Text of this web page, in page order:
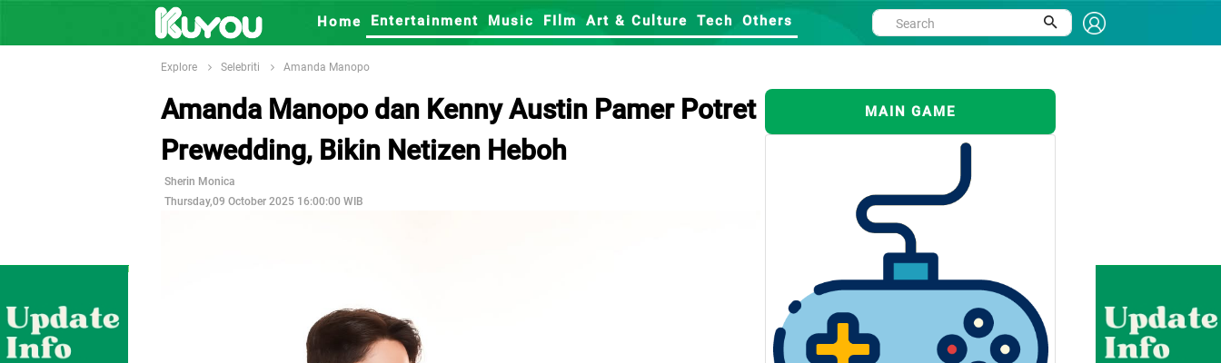
Home Entertainment Music FIlm Art & Culture Tech Others
Explore Selebriti Amanda Manopo
Amanda Manopo dan Kenny Austin Pamer Potret
Prewedding, Bikin Netizen Heboh
Sherin Monica
Thursday,09 October 2025 16:00:00 WIB
MAIN GAME